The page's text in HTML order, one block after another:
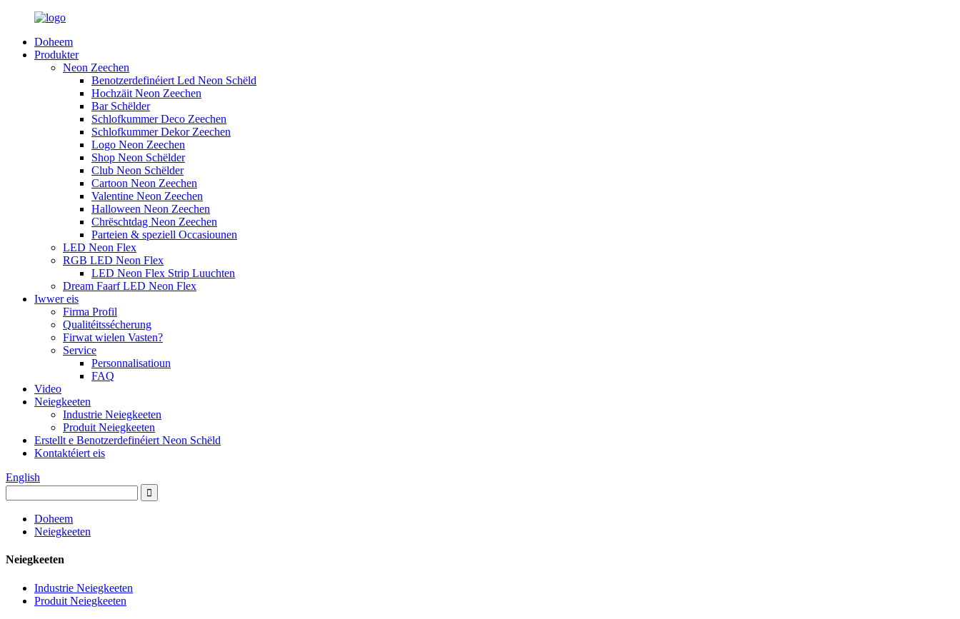
Doheem
Produkter
Neon Zeechen
Benotzerdefinéiert Led Neon Schëld
Hochzäit Neon Zeechen
Bar Schëlder
Schlofkummer Deco Zeechen
Schlofkummer Dekor Zeechen
Logo Neon Zeechen
Shop Neon Schëlder
Club Neon Schëlder
Cartoon Neon Zeechen
Valentine Neon Zeechen
Halloween Neon Zeechen
Chrëschtdag Neon Zeechen
Parteien & speziell Occasiounen
LED Neon Flex
RGB LED Neon Flex
LED Neon Flex Strip Luuchten
Dream Faarf LED Neon Flex
Iwwer eis
Firma Profil
Qualitéitssécherung
Firwat wielen Vasten?
Service
Personnalisatioun
FAQ
Video
Neiegkeeten
Industrie Neiegkeeten
Produit Neiegkeeten
Erstellt e Benotzerdefinéiert Neon Schëld
Kontaktéiert eis
English
Doheem
Neiegkeeten
Neiegkeeten
Industrie Neiegkeeten
Produit Neiegkeeten